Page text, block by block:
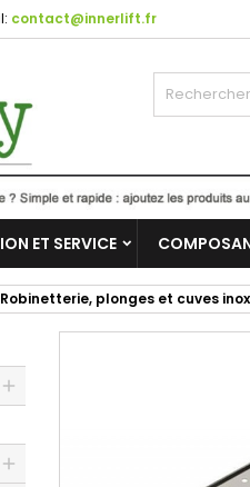
contact@innerlift.fr
ET SERVICE
Robinetterie, plonges et cuves inox